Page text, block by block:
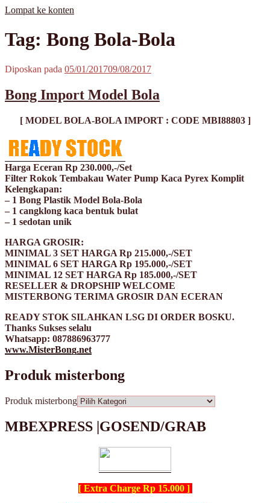
Lompat ke konten
MisterBong | www.misterbong.net | Specialist Penjualan Bong Dan
Cangklong Kaca Pyrex
misterbong | Distributor Specialist Penjualan Bong Kaca Pyrex Dan
Cangklong Kaca Pyrex Terpopuler Terlengkap Terpercaya No 1 Di
Asia | melayani Grosir Dan Eceran | Resseler Dan Agent Welcome |
| jual bong online | jual bong terpercaya | jual bong aman | jual bong
kaca pyrex | cangklong | cangklong kaca pyrex | jual cangklong |
| pipes | pyrex glass | kaca pyrex | pirek | paca pirek | pipet | pipet kaca
| pipet amoxan | jual pipet kaca | jual pipet online | timbangan |
timbangan digital | timbangan emas | scale | timbangan berlian |
Tag: Bong Bola-Bola
Diposkan pada 05/01/201709/08/2017
Bong Import Model Bola
[ MODEL BOLA-BOLA IMPORT : CODE MBI88803 ]
Harga Eceran Rp 230.000,-/Set
Filter Rokok Tembakau Water Pump Kaca Pyrex Komplit
Kelengkapan:
– 1 Bong Plastik Model Bola-Bola
– 1 cangklong kaca bentuk bulat
– 1 sedotan unik
HARGA GROSIR:
MINIMAL 3 SET HARGA Rp 215.000,-/SET
MINIMAL 6 SET HARGA Rp 195.000,-/SET
MINIMAL 12 SET HARGA Rp 185.000,-/SET
RESELLER & DROPSHIP WELCOME
MISTERBONG TERIMA GROSIR DAN ECERAN
READY STOK SILAHKAN LSG DI ORDER BOSKU.
Thanks Sukses selalu
Whatsapp: 087886963777
www.MisterBong.net
Produk misterbong
Produk misterbong
MBEXPRESS |GOSEND/GRAB
[ Extra Charge Rp 15.000 ]